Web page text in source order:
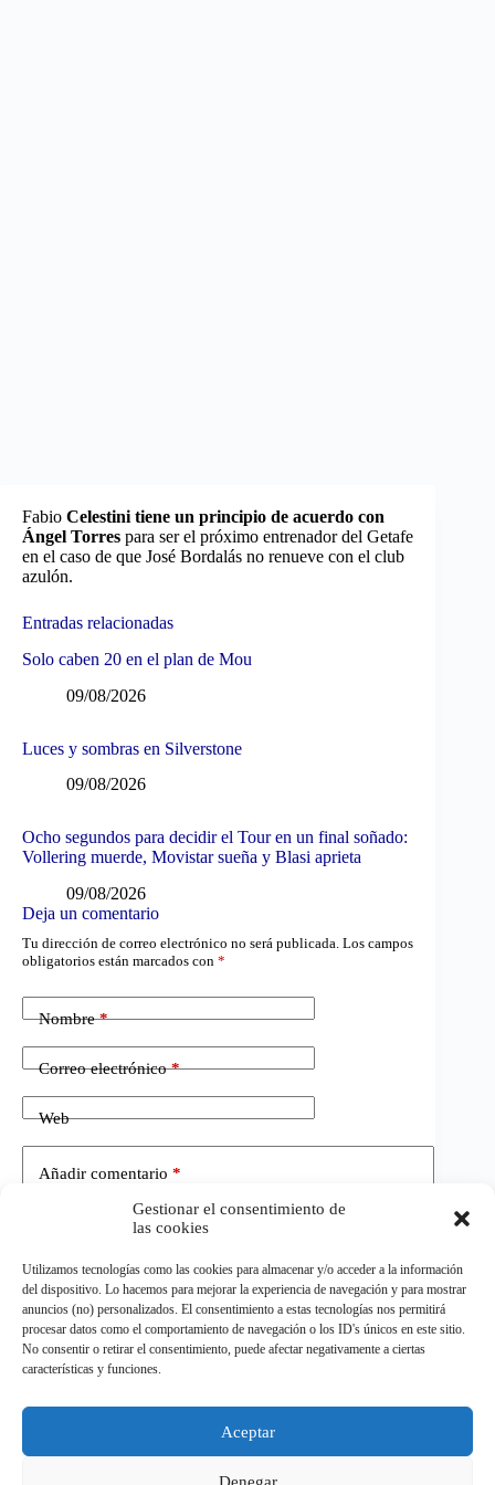
Gestionar el consentimiento de
las cookies
Utilizamos tecnologías como las cookies para almacenar y/o acceder a la información
del dispositivo. Lo hacemos para mejorar la experiencia de navegación y para mostrar
anuncios (no) personalizados. El consentimiento a estas tecnologías nos permitirá
procesar datos como el comportamiento de navegación o los ID's únicos en este sitio.
No consentir o retirar el consentimiento, puede afectar negativamente a ciertas
características y funciones.
Aceptar
Denegar
Fabio Celestini tiene un principio de acuerdo con
Ángel Torres para ser el próximo entrenador del Getafe
en el caso de que José Bordalás no renueve con el club
azulón.
Entradas relacionadas
Solo caben 20 en el plan de Mou
09/08/2026
Luces y sombras en Silverstone
09/08/2026
Ocho segundos para decidir el Tour en un final soñado:
Vollering muerde, Movistar sueña y Blasi aprieta
09/08/2026
Deja un comentario
Tu dirección de correo electrónico no será publicada. Los campos
obligatorios están marcados con *
Nombre*
Correo electrónico*
Web
Añadir comentario *
Publicar el comentario
Todos los derechos reservados.